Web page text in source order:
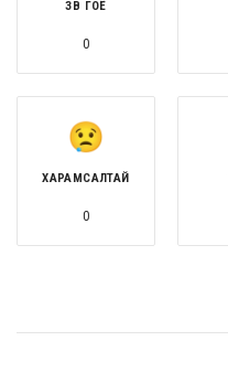
ЗӨВ ГОЁ
0
ХАРАМСАЛТАЙ
0